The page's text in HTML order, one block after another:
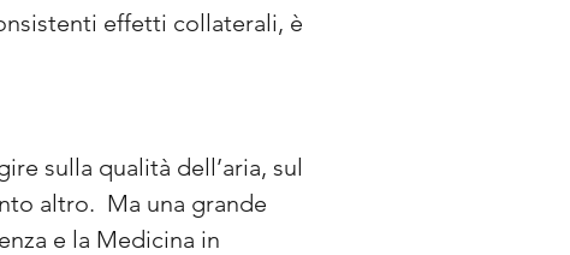
effetti collaterali, è
sulla qualità dell’aria, sul
altro. Ma una grande
e la Medicina in